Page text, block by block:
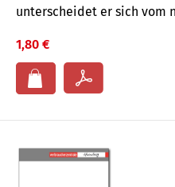
unterscheidet er sich vom
1,80 €